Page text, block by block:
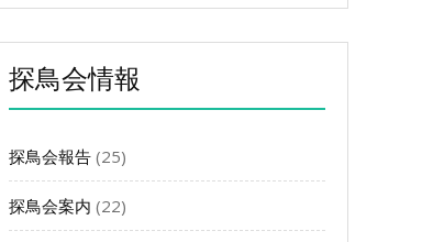
カ
イ
ブ
探鳥会情報
探鳥会報告 (25)
探鳥会案内 (22)